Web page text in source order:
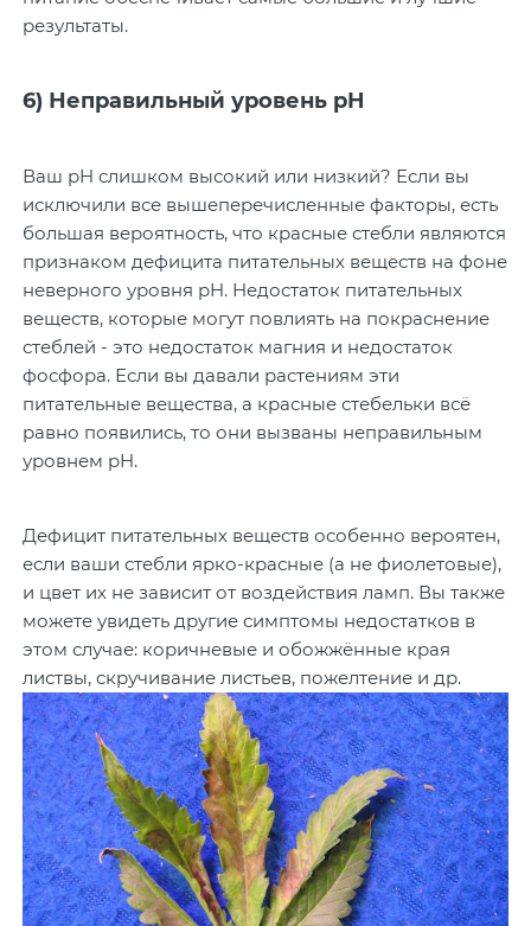
результаты.
6) Неправильный уровень pH
Ваш pH слишком высокий или низкий? Если вы
исключили все вышеперечисленные факторы, есть
большая вероятность, что красные стебли являются
признаком дефицита питательных веществ на фоне
неверного уровня pH. Недостаток питательных
веществ, которые могут повлиять на покраснение
стеблей - это недостаток магния и недостаток
фосфора. Если вы давали растениям эти
питательные вещества, а красные стебельки всё
равно появились, то они вызваны неправильным
уровнем pH.
Дефицит питательных веществ особенно вероятен,
если ваши стебли ярко-красные (а не фиолетовые),
и цвет их не зависит от воздействия ламп. Вы также
можете увидеть другие симптомы недостатков в
этом случае: коричневые и обожжённые края
листвы, скручивание листьев, пожелтение и др.